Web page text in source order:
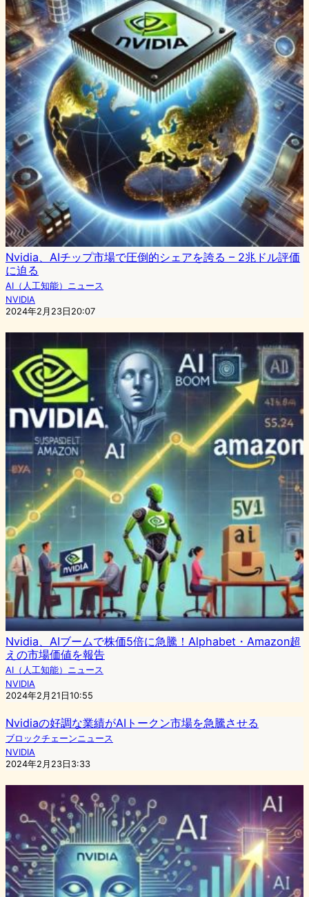
Nvidia、AIチップ市場で圧倒的シェアを誇る – 2兆ドル評価
に迫る
AI（人工知能）ニュース
NVIDIA
2024年2月23日20:07
Nvidia、AIブームで株価5倍に急騰！Alphabet・Amazon超
えの市場価値を報告
AI（人工知能）ニュース
NVIDIA
2024年2月21日10:55
Nvidiaの好調な業績がAIトークン市場を急騰させる
ブロックチェーンニュース
NVIDIA
2024年2月23日3:33